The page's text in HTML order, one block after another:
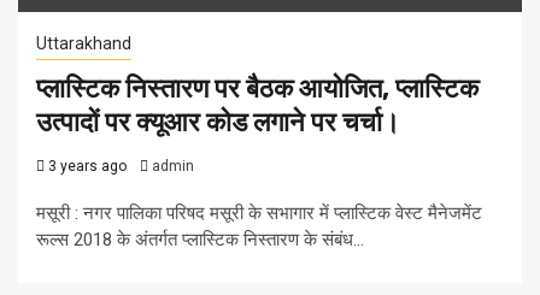
Uttarakhand
प्लास्टिक निस्तारण पर बैठक आयोजित, प्लास्टिक
उत्पादों पर क्यूआर कोड लगाने पर चर्चा।
3 years ago admin
मसूरी : नगर पालिका परिषद मसूरी के सभागार में प्लास्टिक वेस्ट मैनेजमेंट
रूल्स 2018 के अंतर्गत प्लास्टिक निस्तारण के संबंध...